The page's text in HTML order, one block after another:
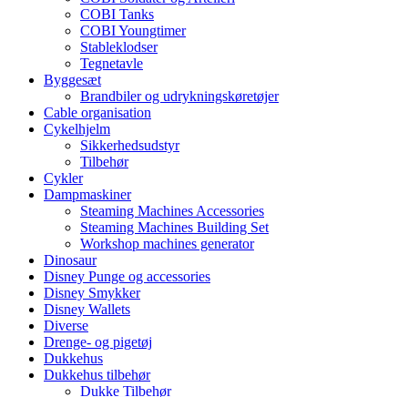
COBI Tanks
COBI Youngtimer
Stableklodser
Tegnetavle
Byggesæt
Brandbiler og udrykningskøretøjer
Cable organisation
Cykelhjelm
Sikkerhedsudstyr
Tilbehør
Cykler
Dampmaskiner
Steaming Machines Accessories
Steaming Machines Building Set
Workshop machines generator
Dinosaur
Disney Punge og accessories
Disney Smykker
Disney Wallets
Diverse
Drenge- og pigetøj
Dukkehus
Dukkehus tilbehør
Dukke Tilbehør